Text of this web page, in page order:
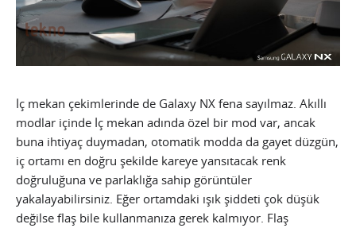
İç mekan çekimlerinde de Galaxy NX fena sayılmaz. Akıllı
modlar içinde İç mekan adında özel bir mod var, ancak
buna ihtiyaç duymadan, otomatik modda da gayet düzgün,
iç ortamı en doğru şekilde kareye yansıtacak renk
doğruluğuna ve parlaklığa sahip görüntüler
yakalayabilirsiniz. Eğer ortamdaki ışık şiddeti çok düşük
değilse flaş bile kullanmanıza gerek kalmıyor. Flaş